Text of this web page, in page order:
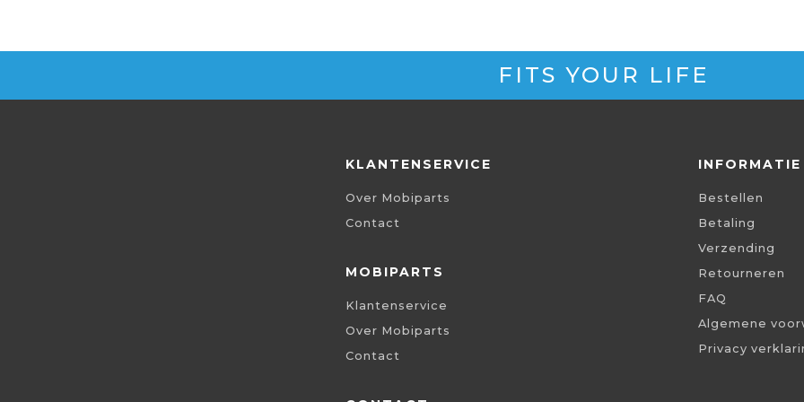
FITS YOUR LIFE
KLANTENSERVICE
Over Mobiparts
Contact
MOBIPARTS
Klantenservice
Over Mobiparts
Contact
INFORMATIE
Bestellen
Betaling
Verzending
Retourneren
FAQ
Algemene
Privacy